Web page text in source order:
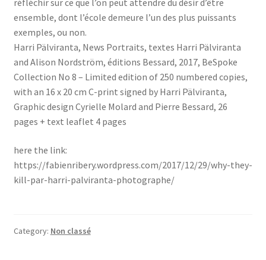
réfléchir sur ce que l’on peut attendre du désir d’être
ensemble, dont l’école demeure l’un des plus puissants
exemples, ou non.
Harri Pälviranta, News Portraits, textes Harri Pälviranta
and Alison Nordström, éditions Bessard, 2017, BeSpoke
Collection No 8 – Limited edition of 250 numbered copies,
with an 16 x 20 cm C-print signed by Harri Pälviranta,
Graphic design Cyrielle Molard and Pierre Bessard, 26
pages + text leaflet 4 pages
here the link:
https://fabienribery.wordpress.com/2017/12/29/why-they-
kill-par-harri-palviranta-photographe/
Category: Non classé